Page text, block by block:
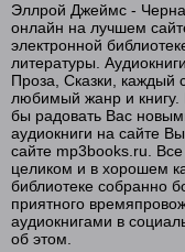
Джеймс Эллрой -
Джеймс Эллрой -
Джеймс Эллрой -
Джеймс Эллрой -
Джеймс Эллрой -
Джеймс Эллрой -
Джеймс Эллрой -
Эллрой Джеймс -
онлайн на лучшем
электронной
литературы.
Проза, Сказки, каждый
любимый жанр и
бы радовать Вас
аудиокниги на сайте
сайте mp3books.ru.
целиком и в хорошем
библиотеке собранно
приятного
аудиокнигами в
об этом.